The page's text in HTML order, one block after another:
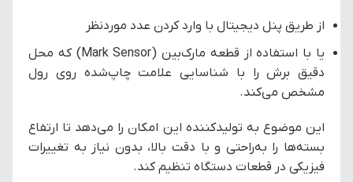
از طریق پنل دیجیتال با وارد کردن عدد موردنظر
یا با استفاده از قطعه مارک‌بین (Mark Sensor) که محل
دقیق برش را با شناسایی علامت چاپ‌شده روی رول
مشخص می‌کند.
این موضوع به تولیدکننده این امکان را می‌دهد تا ارتفاع
بسته‌ها را به‌راحتی و با دقت بالا، بدون نیاز به تغییرات
فیزیکی در قطعات دستگاه تنظیم کند.